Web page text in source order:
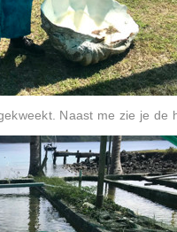
Naast me zie je de